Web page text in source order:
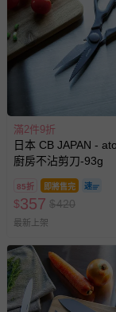
滿2件9折
日本 CB JAPAN -
廚房不沾剪刀-93g
85折 即將售完
$357 $420
最新上架